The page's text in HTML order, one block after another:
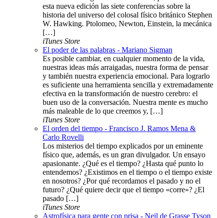
esta nueva edición las siete conferencias sobre la
historia del universo del colosal físico británico Stephen
W. Hawking. Ptolomeo, Newton, Einstein, la mecánica
[…]
iTunes Store
El poder de las palabras - Mariano Sigman
Es posible cambiar, en cualquier momento de la vida,
nuestras ideas más arraigadas, nuestra forma de pensar
y también nuestra experiencia emocional. Para lograrlo
es suficiente una herramienta sencilla y extremadamente
efectiva en la transformación de nuestro cerebro: el
buen uso de la conversación. Nuestra mente es mucho
más maleable de lo que creemos y, […]
iTunes Store
El orden del tiempo - Francisco J. Ramos Mena &
Carlo Rovelli
Los misterios del tiempo explicados por un eminente
físico que, además, es un gran divulgador. Un ensayo
apasionante. ¿Qué es el tiempo? ¿Hasta qué punto lo
entendemos? ¿Existimos en el tiempo o el tiempo existe
en nosotros? ¿Por qué recordamos el pasado y no el
futuro? ¿Qué quiere decir que el tiempo «corre»? ¿El
pasado […]
iTunes Store
Astrofísica para gente con prisa - Neil de Grasse Tyson